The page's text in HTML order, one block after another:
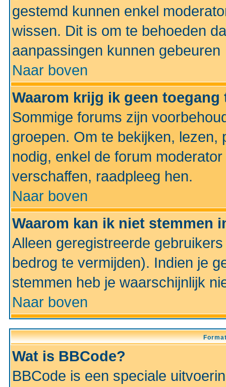
gestemd kunnen enkel
wissen. Dit is om te behoeden
aanpassingen kunnen gebeuren
Naar boven
Waarom krijg ik geen
Sommige forums zijn
groepen. Om te bekijken, lezen,
nodig, enkel de forum
verschaffen, raadpleeg hen.
Naar boven
Waarom kan ik niet stemmen
Alleen geregistreerde
bedrog te vermijden). Indien je
stemmen heb je waarschijnlijk
Naar boven
Wat is BBCode?
BBCode is een speciale